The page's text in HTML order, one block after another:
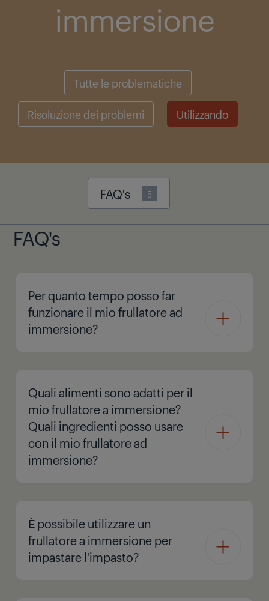
immersione
Tutte le problematiche
Risoluzione dei problemi Utilizzando
FAQ's 5
FAQ's
Per quanto tempo posso far
funzionare il mio frullatore ad
immersione?
Quali alimenti sono adatti per il
mio frullatore a immersione?
Quali ingredienti posso usare
con il mio frullatore ad
immersione?
È possibile utilizzare un
frullatore a immersione per
impastare l'impasto?